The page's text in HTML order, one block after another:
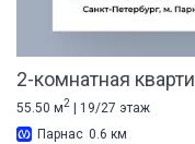
2-комнатная
55.50 м2
| 19/27 этаж
Парнас 0.6 км